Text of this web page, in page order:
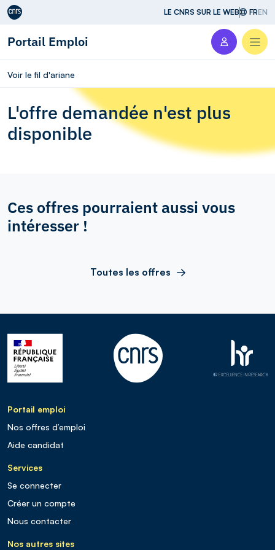
Aller au contenu LE CNRS SUR LE WEB FREN
Portail Emploi
Voir le fil d'ariane
L'offre demandée n'est plus
disponible
Ces offres pourraient aussi vous
intéresser !
Toutes les offres
Portail emploi
Nos offres d’emploi
Aide candidat
Services
Se connecter
Créer un compte
Nous contacter
Nos autres sites